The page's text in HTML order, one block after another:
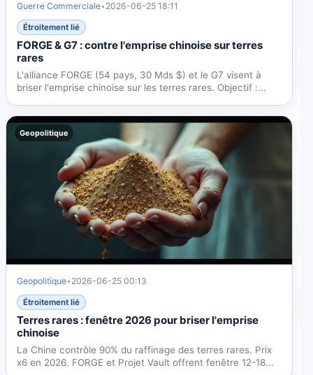
Guerre Commerciale• 2026-06-25 18:11
Étroitement lié
FORGE & G7 : contre l'emprise chinoise sur terres
rares
L'alliance FORGE (54 pays, 30 Mds $) et le G7 visent à
briser l'emprise chinoise sur les terres rares. Objectif :...
Geopolitique
Geopolitique• 2026-06-25 00:13
Étroitement lié
Terres rares : fenêtre 2026 pour briser l'emprise
chinoise
La Chine contrôle 90% du raffinage des terres rares. Prix
x6 en 2026. FORGE et Projet Vault offrent fenêtre 12-18...